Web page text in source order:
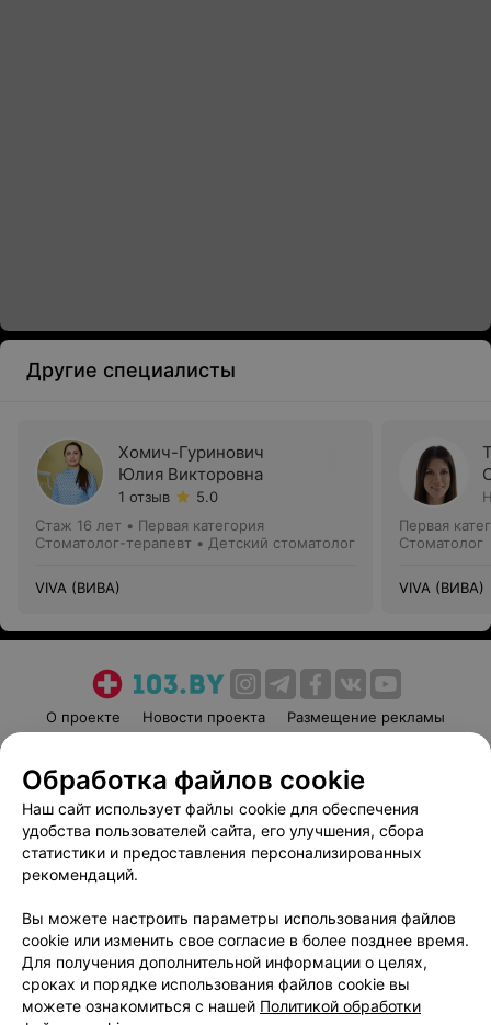
Другие специалисты
Хомич-Гуринович
Юлия Викторовна
1 отзыв
5.0
Стаж 16 лет • Первая категория
Стоматолог-терапевт • Детский стоматолог
VIVA (ВИВА)
Первая
Стоматолог
VIVA (ВИВА)
О проекте Новости проекта
Размещение рекламы
Пользовательское соглашение
Способы оплаты
Вакансии
Партнеры
Написать руководителю 103.by
Обработка персональных данных
Обработка файлов cookie
Наш сайт использует файлы cookie для обеспечения
удобства пользователей сайта, его улучшения, сбора
статистики и предоставления персонализированных
рекомендаций.
Вы можете настроить параметры использования файлов
cookie или изменить свое согласие в более позднее время.
Для получения дополнительной информации о целях,
сроках и порядке использования файлов cookie вы
можете ознакомиться с нашей Политикой обработки